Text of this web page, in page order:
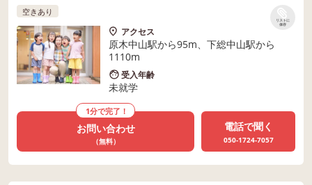
リストに
保存
空きあり
アクセス
原木中山駅から95m、下総中山駅から
1110m
受入年齢
未就学
1分で完了！
お問い合わせ
（無料）
電話で聞く
050-1724-7057